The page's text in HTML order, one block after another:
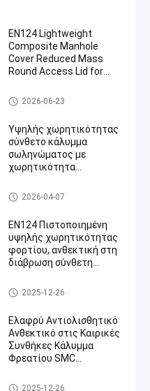
EN124 Lightweight
Composite Manhole
Cover Reduced Mass
Round Access Lid for
Systems
Συσκευαστικό κάλυμμα σωλ
ηνώματος
2026-06-23
Υψηλής χωρητικότητας
σύνθετο κάλυμμα
σωληνώματος με
χωρητικότητα
ανθεκτικό στη διάβρωση
και ελαφρύ σχεδιασμό
Συσκευαστικό κάλυμμα σωλ
ηνώματος
2026-04-07
EN124 Πιστοποιημένη
υψηλής χωρητικότητας
φορτίου, ανθεκτική στη
διάβρωση σύνθετη
για δημόσιες υποδομές
Συσκευαστικό κάλυμμα σωλ
ηνώματος
2025-12-26
Ελαφρύ Αντιολισθητικό
Ανθεκτικό στις Καιρικές
Συνθήκες Κάλυμμα
Φρεατίου SMC
Υποδομή
Συσκευαστικό κάλυμμα σωλ
2025-12-26